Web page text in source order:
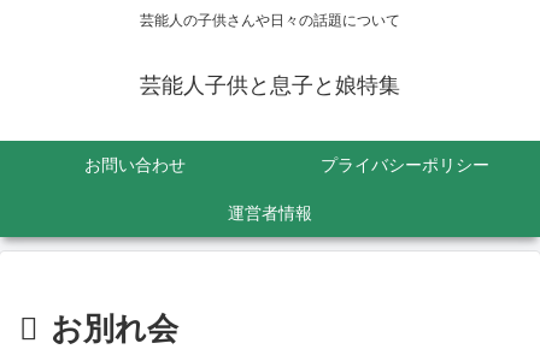
芸能人の子供さんや日々の話題について
芸能人子供と息子と娘特集
お問い合わせ プライバシーポリシー
運営者情報
お別れ会